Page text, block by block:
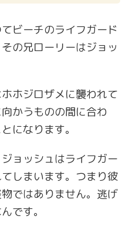
ビーチのライフガード
の兄ローリーはジョッ
ホジロザメに襲われて
かうものの間に合わ
になります。
ョッシュはライフガー
しまいます。つまり彼
ではありません。逃げ
です。